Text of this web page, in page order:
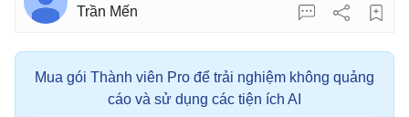
Trần Mến
Mua gói Thành viên Pro để trải nghiệm không quảng
cáo và sử dụng các tiện ích AI